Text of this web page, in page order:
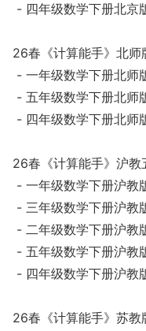
- 四年级数学下册北京
26春《计算能手》北师
- 一年级数学下册北师
- 五年级数学下册北师
- 四年级数学下册北师
26春《计算能手》沪教
- 一年级数学下册沪教
- 三年级数学下册沪教
- 二年级数学下册沪教
- 五年级数学下册沪教
- 四年级数学下册沪教
26春《计算能手》苏教